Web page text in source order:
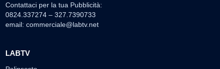
Contattaci per la tua Pubblicità:
0824.337274 – 327.7390733
email: commerciale@labtv.net
LABTV